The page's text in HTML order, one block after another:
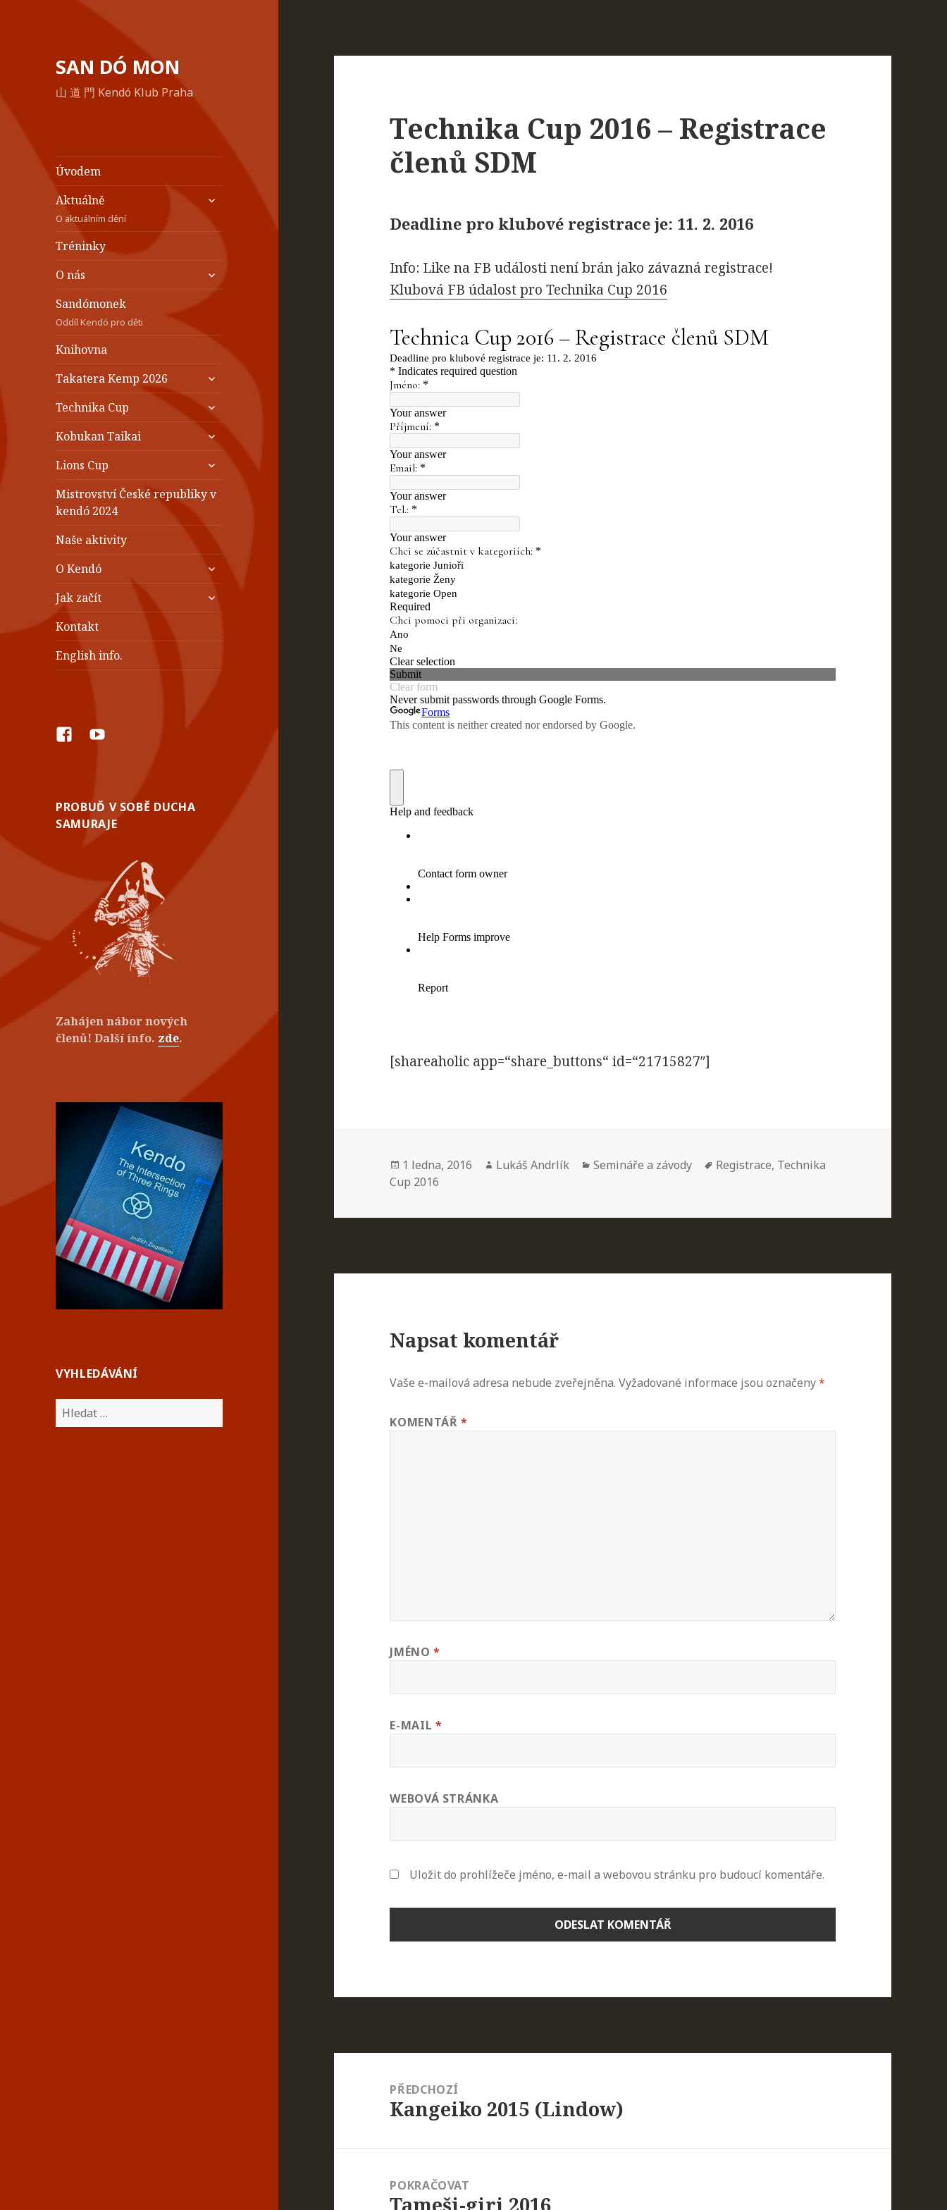
SAN DÓ MON
山 道 門 Kendó Klub Praha
Úvodem
Aktuálně
O aktuálním dění
zobrazit
podřazené
položky
Tréninky
O nás
zobrazit
podřazené
položky
Sandómonek
Oddíl Kendó pro děti
Knihovna
Takatera Kemp 2026
zobrazit
podřazené
položky
Technika Cup
zobrazit
podřazené
položky
Kobukan Taikai
zobrazit
podřazené
položky
Lions Cup
zobrazit
podřazené
položky
Mistrovství České republiky v
kendó 2024
Naše aktivity
O Kendó
zobrazit
podřazené
položky
Jak začít
zobrazit
podřazené
Kontakt
English info.
FacebookYouTube
PROBUĎ V SOBĚ DUCHA
SAMURAJE
Zahájen nábor nových
členů! Další info. zde.
VYHLEDÁVÁNÍ
Vyhledávání
Technika Cup 2016 – Registrace
členů SDM
Deadline pro klubové registrace je: 11. 2. 2016
Info: Like na FB události není brán jako závazná registrace!
Klubová FB údalost pro Technika Cup 2016
[shareaholic app=“share_buttons“ id=“21715827″]
Publikováno:
1 ledna, 2016 Autor:
Lukáš Andrlík Rubriky:
Semináře a závody Štítky:
Registrace, Technika
Cup 2016
Napsat komentář
Vaše e-mailová adresa nebude zveřejněna. Vyžadované informace jsou označeny*
KOMENTÁŘ*
JMÉNO*
E-MAIL *
WEBOVÁ STRÁNKA
Uložit do prohlížeče jméno, e-mail a webovou stránku pro budoucí komentáře.
příspěvek
PŘEDCHOZÍ
Předchozí
Kangeiko 2015 (Lindow)
POKRAČOVAT
Následující
Tameši-giri 2016